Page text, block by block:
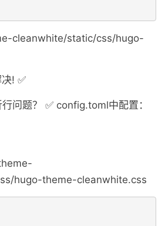
cleanwhite/static/css/hugo-
! ✅
问题？ ✅ config.toml中配置：
hugo-theme-cleanwhite.css